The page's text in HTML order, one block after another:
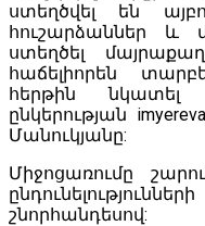
ստեղծվել են
հուշարձաններ և
ստեղծել
հաճելիորեն
հերթին
ընկերության
Մանուկյանը:
Միջոցառումը
շնորհանդեսով: